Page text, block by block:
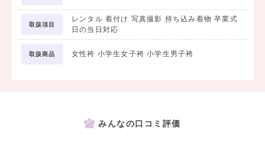
当日のお仕度付きでこの価格
☆着付小物・帯まで必要な物が全て揃っています。
取扱項目
レンタル 着付け 写真撮影 持ち込み着物 卒業式
日の当日対応
取扱商品 女性袴 小学生女子袴 小学生男子袴
みんなの口コミ評価